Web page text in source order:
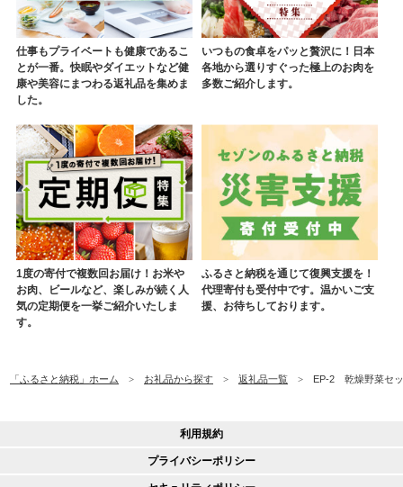
仕事もプライベートも健康であるこ
とが一番。快眠やダイエットなど健
康や美容にまつわる返礼品を集めま
した。
いつもの食卓をパッと贅沢に！日本
各地から選りすぐった極上のお肉を
多数ご紹介します。
1度の寄付で複数回お届け！お米や
お肉、ビールなど、楽しみが続く人
気の定期便を一挙ご紹介いたしま
す。
ふるさと納税を通じて復興支援を！
代理寄付も受付中です。温かいご支
援、お待ちしております。
「ふるさと納税」ホーム お礼品から探す 返礼品一覧 EP-2 乾燥野菜セッ
利用規約
プライバシーポリシー